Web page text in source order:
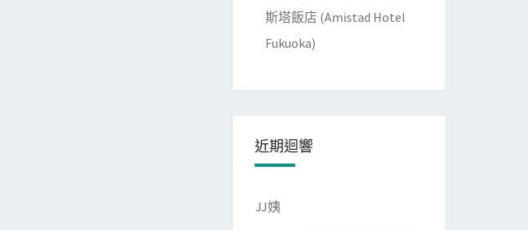
斯塔飯店 (Amistad Hotel
Fukuoka)
近期迴響
JJ姨